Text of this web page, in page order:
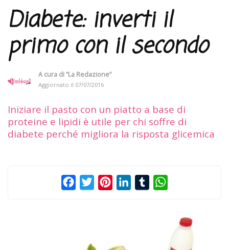
Diabete: inverti il
primo con il secondo
A cura di“La Redazione”
Aggiornato il 07/07/2016
Iniziare il pasto con un piatto a base di
proteine e lipidi è utile per chi soffre di
diabete perché migliora la risposta glicemica
FacebookTwitterPinterestLinkedInTumblr